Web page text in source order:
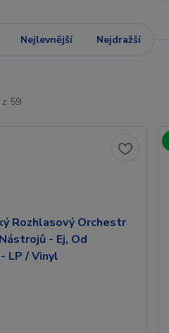
Nejlevnější Nejdražší
59